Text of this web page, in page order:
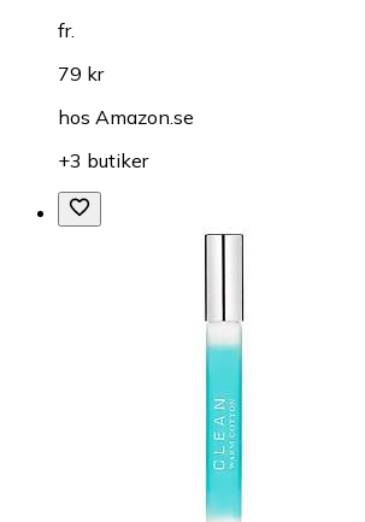
fr.
79 kr
hos Amazon.se
+3 butiker